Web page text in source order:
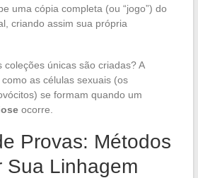
uma cópia completa (ou “jogo”) do
criando assim sua própria
únicas são criadas? A
as células sexuais (os
se formam quando um
ocorre.
Provas: Métodos
Sua Linhagem